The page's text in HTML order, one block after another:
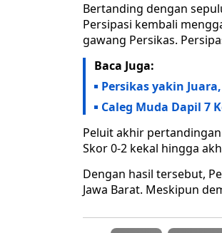
Bertanding dengan
Persipasi kembali
gawang Persikas.
Baca Juga:
Persikas yakin
Caleg Muda Dapil 7
Peluit akhir
Skor 0-2 kekal hingga
Dengan hasil tersebut,
Jawa Barat. Meskipun